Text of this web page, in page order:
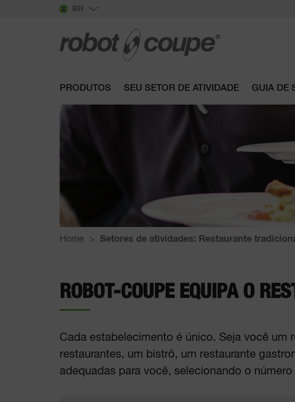
BR
PRODUTOS SEU SETOR DE ATIVIDADE GUIA DE
Home Setores de atividades: Restaurante
ROBOT-COUPE EQUIPA O
Cada estabelecimento é único. Seja você um
restaurantes, um bistrô, um restaurante
adequadas para você, selecionando o